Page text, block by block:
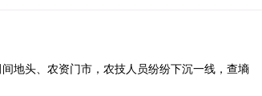
头、农资门市，农技人员纷纷下沉一线，查墒